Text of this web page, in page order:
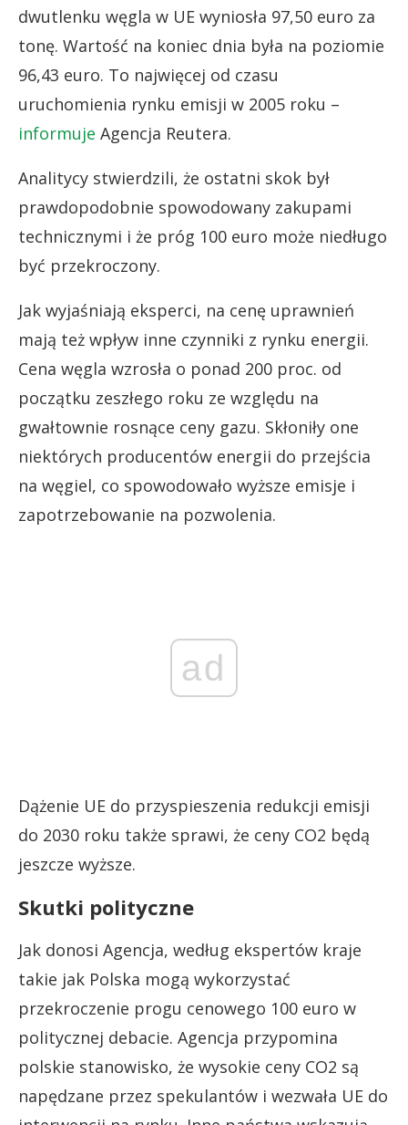
dwutlenku węgla w UE wyniosła 97,50 euro za
tonę. Wartość na koniec dnia była na poziomie
96,43 euro. To najwięcej od czasu
uruchomienia rynku emisji w 2005 roku –
informuje Agencja Reutera.
Analitycy stwierdzili, że ostatni skok był
prawdopodobnie spowodowany zakupami
technicznymi i że próg 100 euro może niedługo
być przekroczony.
Jak wyjaśniają eksperci, na cenę uprawnień
mają też wpływ inne czynniki z rynku energii.
Cena węgla wzrosła o ponad 200 proc. od
początku zeszłego roku ze względu na
gwałtownie rosnące ceny gazu. Skłoniły one
niektórych producentów energii do przejścia
na węgiel, co spowodowało wyższe emisje i
zapotrzebowanie na pozwolenia.
ad
Dążenie UE do przyspieszenia redukcji emisji
do 2030 roku także sprawi, że ceny CO2 będą
jeszcze wyższe.
Skutki polityczne
Jak donosi Agencja, według ekspertów kraje
takie jak Polska mogą wykorzystać
przekroczenie progu cenowego 100 euro w
politycznej debacie. Agencja przypomina
polskie stanowisko, że wysokie ceny CO2 są
napędzane przez spekulantów i wezwała UE do